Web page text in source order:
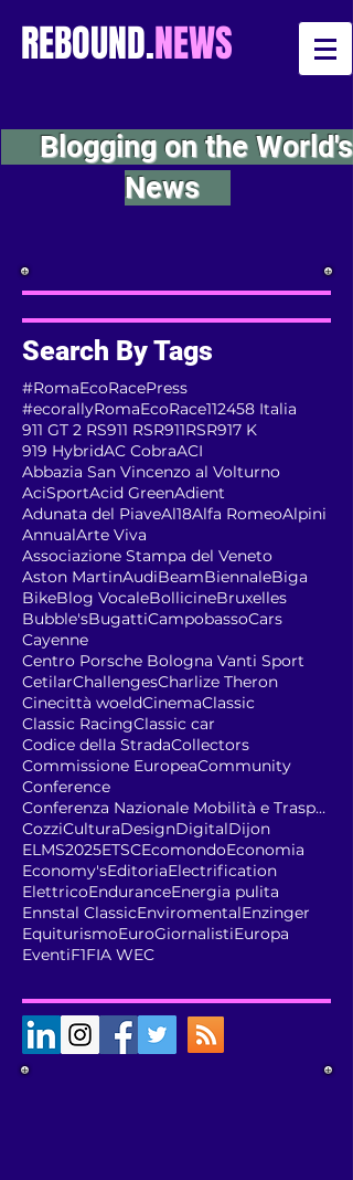
REBOUND.NEWS
Blogging on the World's
News
Search By Tags
#RomaEcoRacePress
#ecorallyRomaEcoRace112458 Italia
911 GT 2 RS911 RSR911RSR917 K
919 HybridAC CobraACI
Abbazia San Vincenzo al Volturno
AciSportAcid GreenAdient
Adunata del PiaveAl18Alfa RomeoAlpini
AnnualArte Viva
Associazione Stampa del Veneto
Aston MartinAudiBeamBiennaleBiga
BikeBlog VocaleBollicineBruxelles
Bubble'sBugattiCampobassoCars
Cayenne
Centro Porsche Bologna Vanti Sport
CetilarChallengesCharlize Theron
Cinecittà woeldCinemaClassic
Classic RacingClassic car
Codice della StradaCollectors
Commissione EuropeaCommunity
Conference
Conferenza Nazionale Mobilità e Trasporto Sostenib
CozziCulturaDesignDigitalDijon
ELMS2025ETSCEcomondoEconomia
Economy'sEditoriaElectrification
ElettricoEnduranceEnergia pulita
Ennstal ClassicEnviromentalEnzinger
EquiturismoEuroGiornalistiEuropa
EventiF1FIA WEC